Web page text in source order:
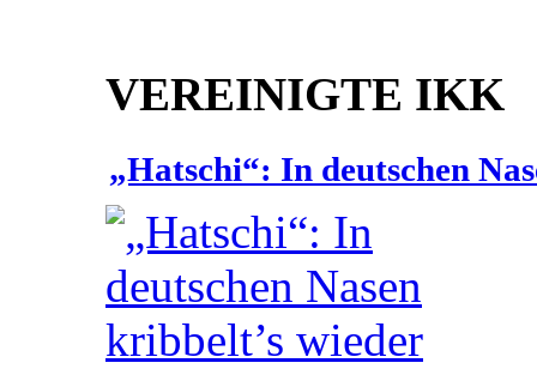
VEREINIGTE IKK
„Hatschi“: In deutschen